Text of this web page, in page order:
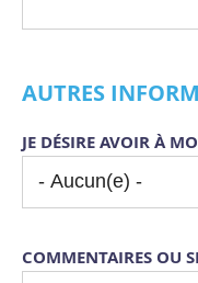
AUTRES
JE DÉSIRE AVOIR À
COMMENTAIRES OU